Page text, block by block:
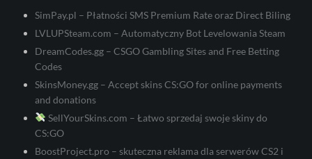
SimPay.pl – Płatności SMS Premium Rate oraz Direct Biling
LVLUPSteam.com – Automatyczny Bot Levelowania Steam
DreamCodes.gg – CSGO Gambling Sites and Free Betting
Codes
SkinsMoney.gg – Accept skins CS:GO for online payments
and donations
SellYourSkins.com – Łatwo sprzedaj swoje skiny do
CS:GO
BoostProject.pro – skuteczna reklama dla serwerów CS2 i